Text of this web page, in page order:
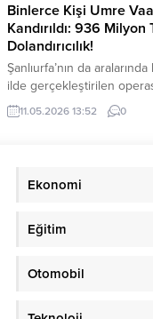
Binlerce Kişi Umre
Kandırıldı: 936 Milyon
Dolandırıcılık!
Şanlıurfa’nın da
ilde gerçekleştirilen
vatandaşları “umreye
temennisiyle 936 milyon
ile Cumhuriyet
tarafından Şanlıurfa’nın
tarafından...
11.05.2026 13:52 0
Ekonomi
Eğitim
Otomobil